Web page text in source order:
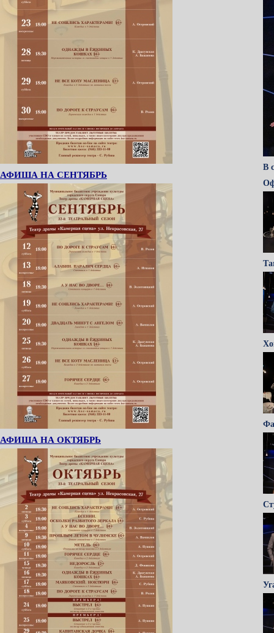
АФИША НА СЕНТЯБРЬ
АФИША НА ОКТЯБРЬ
В